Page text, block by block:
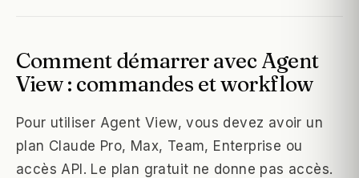
Comment démarrer avec Agent
View : commandes et workflow
Pour utiliser Agent View, vous devez avoir un
plan Claude Pro, Max, Team, Enterprise ou
accès API. Le plan gratuit ne donne pas accès.